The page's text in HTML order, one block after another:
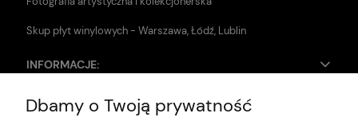
Skup płyt winylowych - Warszawa, Łódź, Lublin
INFORMACJE:
Zwroty i reklamacje
Dbamy o Twoją prywatność